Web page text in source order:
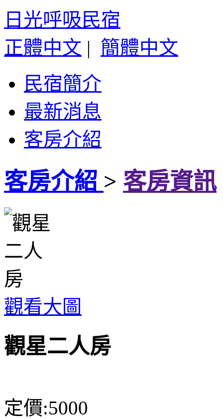
日光呼吸民宿
正體中文 | 簡體中文
民宿簡介
最新消息
客房介紹
客房介紹 > 客房資訊
觀看大圖
觀星二人房
定價:5000